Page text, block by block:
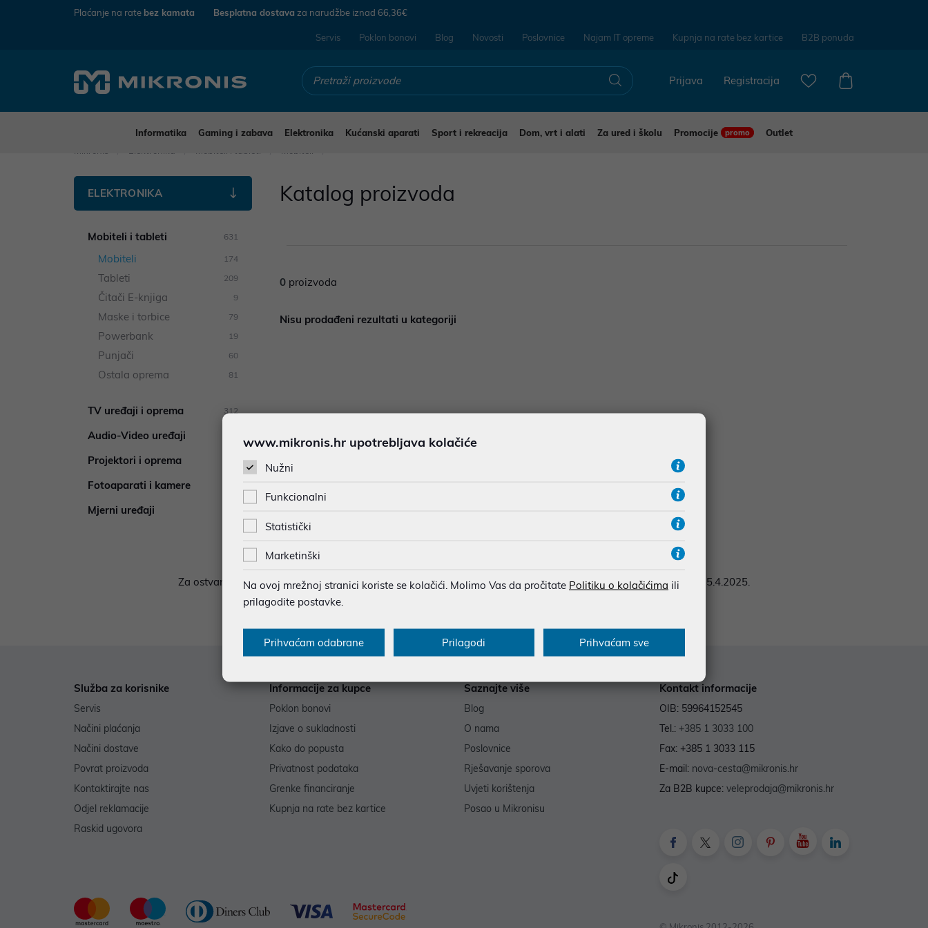
Plaćanje na rate bez kamata Besplatna dostava za narudžbe iznad 66,36€
Servis Poklon bonovi Blog Novosti Poslovnice Najam IT opreme Kupnja na rate bez kartice B2B ponuda
Registracija
Prijava
Informatika Gaming i zabava Elektronika Kućanski aparati Sport i rekreacija Dom, vrt i alati Za ured i školu Promocije promo
Outlet
ELEKTRONIKA
Mobiteli i tableti 631
Mobiteli 174
Tableti 209
Čitači E-knjiga 9
Maske i torbice 79
Powerbank 19
Punjači 60
Ostala oprema 81
TV uređaji i oprema 312
Audio-Video uređaji
Projektori i oprema
Fotoaparati i kamere
Mjerni uređaji
Katalog proizvoda
0 proizvoda
Nisu prodađeni rezultati u kategoriji
Za ostvarivanje prava na poklon potrebno se registrirati na internet stranicixiaomipromocija.hrnajkasnije do 15.4.2025.
Služba za korisnike
Servis
Načini plaćanja
Načini dostave
Povrat proizvoda
Kontaktirajte nas
Odjel reklamacije
Raskid ugovora
Informacije za kupce
Poklon bonovi
Izjave o sukladnosti
Kako do popusta
Privatnost podataka
Grenke financiranje
Kupnja na rate bez kartice
Saznajte više
Blog
O nama
Poslovnice
Rješavanje sporova
Uvjeti korištenja
Posao u Mikronisu
Kontakt informacije
OIB: 59964152545
Tel.: +385 1 3033 100
Fax: +385 1 3033 115
E-mail: nova-cesta@mikronis.hr
Za B2B kupce: veleprodaja@mikronis.hr
www.mikronis.hr upotrebljava kolačiće
Nužni
Funkcionalni
Statistički
Marketinški
Na ovoj mrežnoj stranici koriste se kolačići. Molimo Vas da pročitate Politiku o kolačićima ili
prilagodite postavke.
Prihvaćam odabrane Prilagodi Prihvaćam sve